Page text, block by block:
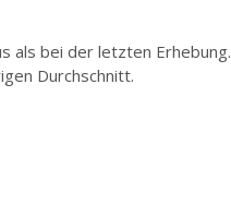
als bei der letzten Erhebung.
Durchschnitt.